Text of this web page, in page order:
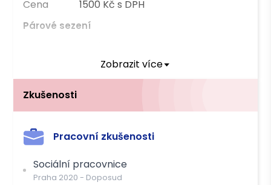
Cena
1500 Kč s DPH
Párové sezení
50 min
Hotově
Zobrazit více
Zkušenosti
Pracovní zkušenosti
Sociální pracovnice
Praha 2020 - Doposud